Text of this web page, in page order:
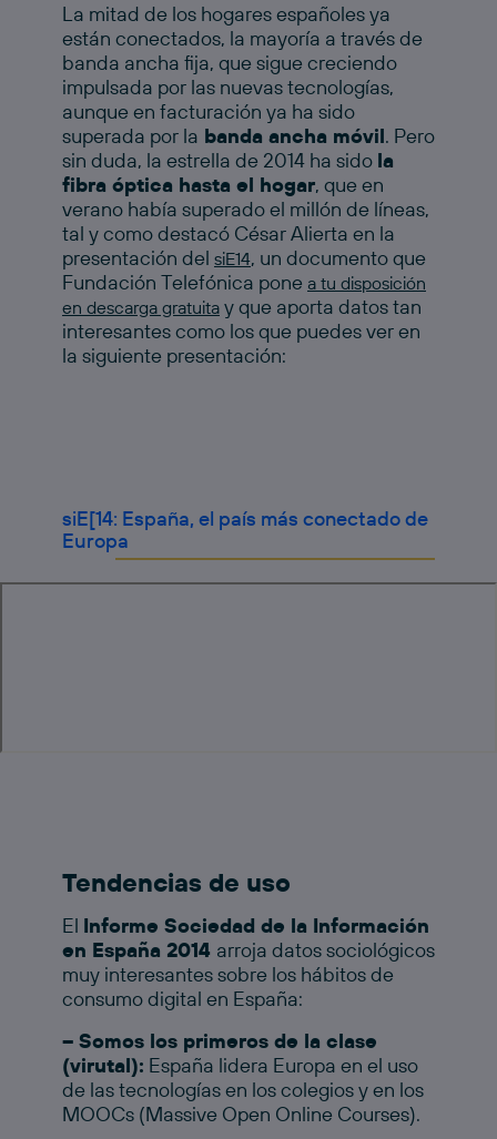
La mitad de los hogares españoles ya
están conectados, la mayoría a través de
banda ancha fija, que sigue creciendo
impulsada por las nuevas tecnologías,
aunque en facturación ya ha sido
superada por la banda ancha móvil. Pero
sin duda, la estrella de 2014 ha sido la
fibra óptica hasta el hogar, que en
verano había superado el millón de líneas,
tal y como destacó César Alierta en la
presentación del siE14, un documento que
Fundación Telefónica pone a tu disposición
en descarga gratuita y que aporta datos tan
interesantes como los que puedes ver en
la siguiente presentación:
siE[14: España, el país más conectado de
Europa
Tendencias de uso
El Informe Sociedad de la Información
en España 2014 arroja datos sociológicos
muy interesantes sobre los hábitos de
consumo digital en España:
– Somos los primeros de la clase
(virutal): España lidera Europa en el uso
de las tecnologías en los colegios y en los
MOOCs (Massive Open Online Courses).